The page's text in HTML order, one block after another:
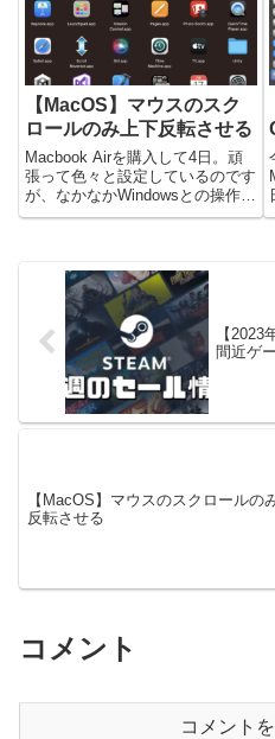
ているので、発表されたプロダク
ト...
【MacOS】マウスのスク
ロールのみ上下反転させる
Macbook Airを購入して4日。頑
張って色々と設定しているのです
が、なかなかWindowsとの操作の
違いになれるのは難しいですね。
動。デフォルトだとマウスのホイ
ールをスクロー...
【
間近ゲ
【MacOS】マウスのスクロールの
反転させる
コメント
コメント